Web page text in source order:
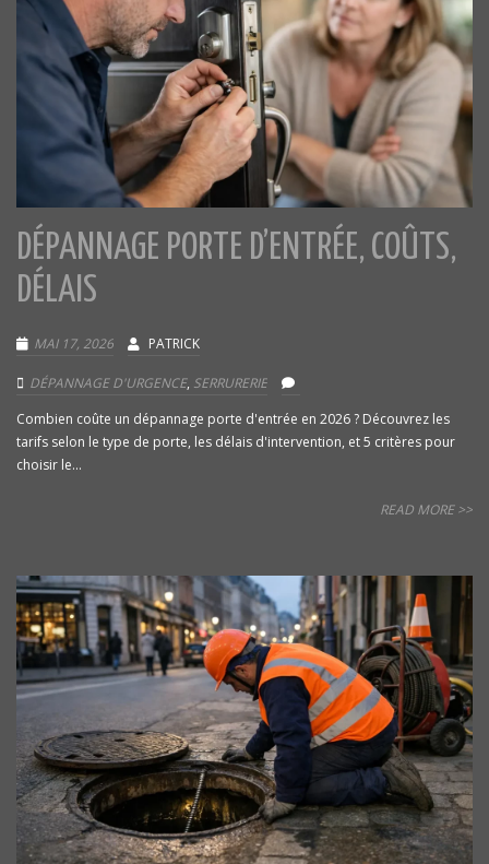
DÉPANNAGE PORTE D’ENTRÉE, COÛTS,
DÉLAIS
MAI 17, 2026 PATRICK
DÉPANNAGE D'URGENCE, SERRURERIE
Combien coûte un dépannage porte d'entrée en 2026 ? Découvrez les
tarifs selon le type de porte, les délais d'intervention, et 5 critères pour
choisir le...
READ MORE >>